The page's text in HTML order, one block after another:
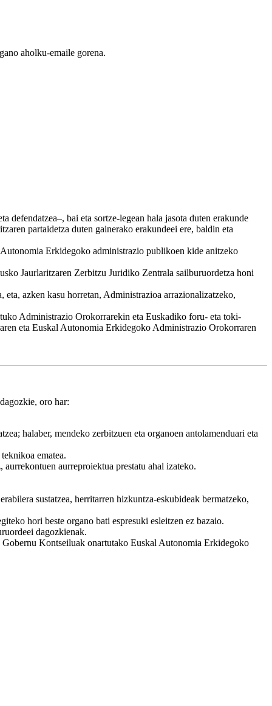
aholku-emaile gorena.
bai eta sortze-legean hala jasota duten erakunde
partaidetza duten gainerako erakundeei ere, baldin eta
Erkidegoko administrazio publikoen kide anitzeko
Jaurlaritzaren Zerbitzu Juridiko Zentrala sailburuordetza honi
azken kasu horretan, Administrazioa arrazionalizatzeko,
Administrazio Orokorrarekin eta Euskadiko foru- eta toki-
eta Euskal Autonomia Erkidegoko Administrazio Orokorraren
oro har:
halaber, mendeko zerbitzuen eta organoen antolamenduari eta
ematea.
aurreproiektua prestatu ahal izateko.
sustatzea, herritarren hizkuntza-eskubideak bermatzeko,
hori beste organo bati espresuki esleitzen ez bazaio.
dagozkienak.
Gobernu Kontseiluak onartutako Euskal Autonomia Erkidegoko